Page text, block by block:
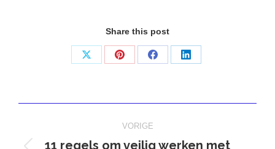
Share this post
Deel
Deel
Deel
Deel
navigatie
VORIGE
11 regels om veilig werken met